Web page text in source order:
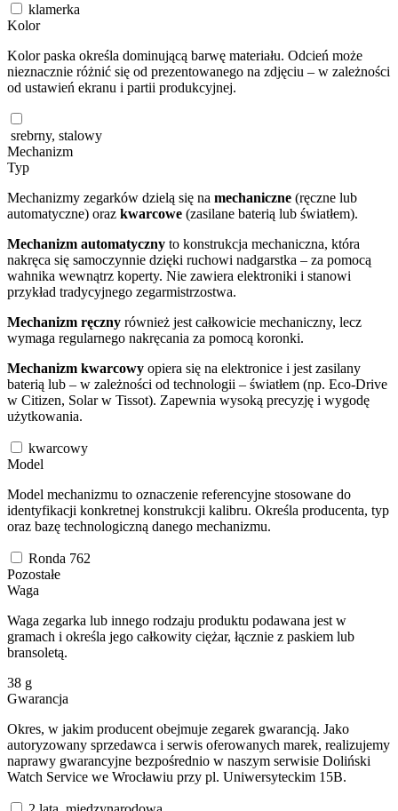
klamerka
Kolor
Kolor paska określa dominującą barwę materiału. Odcień może
nieznacznie różnić się od prezentowanego na zdjęciu – w zależności
od ustawień ekranu i partii produkcyjnej.
srebrny, stalowy
Mechanizm
Typ
Mechanizmy zegarków dzielą się na mechaniczne (ręczne lub
automatyczne) oraz kwarcowe (zasilane baterią lub światłem).
Mechanizm automatyczny to konstrukcja mechaniczna, która
nakręca się samoczynnie dzięki ruchowi nadgarstka – za pomocą
wahnika wewnątrz koperty. Nie zawiera elektroniki i stanowi
przykład tradycyjnego zegarmistrzostwa.
Mechanizm ręczny również jest całkowicie mechaniczny, lecz
wymaga regularnego nakręcania za pomocą koronki.
Mechanizm kwarcowy opiera się na elektronice i jest zasilany
baterią lub – w zależności od technologii – światłem (np. Eco-Drive
w Citizen, Solar w Tissot). Zapewnia wysoką precyzję i wygodę
użytkowania.
kwarcowy
Model
Model mechanizmu to oznaczenie referencyjne stosowane do
identyfikacji konkretnej konstrukcji kalibru. Określa producenta, typ
oraz bazę technologiczną danego mechanizmu.
Ronda 762
Pozostałe
Waga
Waga zegarka lub innego rodzaju produktu podawana jest w
gramach i określa jego całkowity ciężar, łącznie z paskiem lub
bransoletą.
38 g
Gwarancja
Okres, w jakim producent obejmuje zegarek gwarancją. Jako
autoryzowany sprzedawca i serwis oferowanych marek, realizujemy
naprawy gwarancyjne bezpośrednio w naszym serwisie Doliński
Watch Service we Wrocławiu przy pl. Uniwersyteckim 15B.